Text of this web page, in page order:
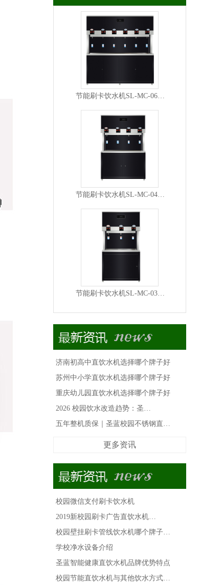
节能刷卡饮水机SL-MC-06…
节能刷卡饮水机SL-MC-04…
节能刷卡饮水机SL-MC-03…
济南初高中直饮水机选择哪个牌子好
苏州中小学直饮水机选择哪个牌子好
重庆幼儿园直饮水机选择哪个牌子好
2026 校园饮水改造趋势：圣…
五年整机质保｜圣蓝校园不锈钢直…
更多资讯
校园微信支付刷卡饮水机
2019新校园刷卡广告直饮水机…
校园壁挂刷卡管线饮水机哪个牌子…
学校净水设备介绍
圣蓝智能健康直饮水机品牌优势特点
校园节能直饮水机与其他饮水方式…